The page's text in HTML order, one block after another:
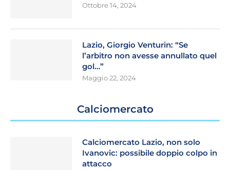
Ottobre 14, 2024
Lazio, Giorgio Venturin: “Se
l’arbitro non avesse annullato quel
gol…”
Maggio 22, 2024
Calciomercato
Calciomercato Lazio, non solo
Ivanovic: possibile doppio colpo in
attacco